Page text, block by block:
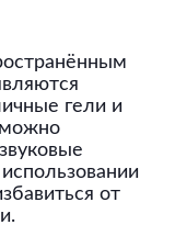
гели и
от